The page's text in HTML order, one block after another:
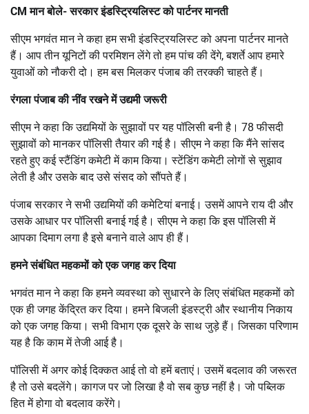
CM मान बोले- सरकार इंडस्ट्रियलिस्ट को पार्टनर मानती
सीएम भगवंत मान ने कहा हम सभी इंडस्ट्रियलिस्ट को अपना पार्टनर मानते
हैं। आप तीन यूनिटों की परमिशन लेंगे तो हम पांच की देंगे, बशर्ते आप हमारे
युवाओं को नौकरी दो। हम बस मिलकर पंजाब की तरक्की चाहते हैं।
रंगला पंजाब की नींव रखने में उद्यमी जरूरी
सीएम ने कहा कि उद्यमियों के सुझावों पर यह पॉलिसी बनी है। 78 फीसदी
सुझावों को मानकर पॉलिसी तैयार की गई है। सीएम ने कहा कि मैंने सांसद
रहते हुए कई स्टैंडिंग कमेटी में काम किया। स्टेंडिंग कमेटी लोगों से सुझाव
लेती है और उसके बाद उसे संसद को सौंपते हैं।
पंजाब सरकार ने सभी उद्यमियों की कमेटियां बनाई। उसमें आपने राय दी और
उसके आधार पर पॉलिसी बनाई गई है। सीएम ने कहा कि इस पॉलिसी में
आपका दिमाग लगा है इसे बनाने वाले आप ही हैं।
हमने संबंधित महकमों को एक जगह कर दिया
भगवंत मान ने कहा कि हमने व्यवस्था को सुधारने के लिए संबंधित महकमों को
एक ही जगह केंद्रित कर दिया। हमने बिजली इंडस्ट्री और स्थानीय निकाय
को एक जगह किया। सभी विभाग एक दूसरे के साथ जुड़े हैं। जिसका परिणाम
यह है कि काम में तेजी आई है।
पॉलिसी में अगर कोई दिक्कत आई तो वो हमें बताएं। उसमें बदलाव की जरूरत
है तो उसे बदलेंगे। कागज पर जो लिखा है वो सब कुछ नहीं है। जो पब्लिक
हित में होगा वो बदलाव करेंगे।